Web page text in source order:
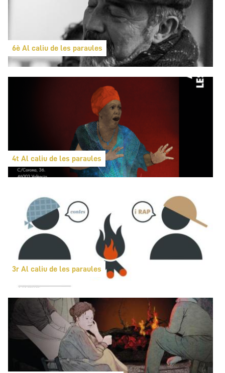
6è Al caliu de les paraules
4t Al caliu de les paraules
3r Al caliu de les paraules